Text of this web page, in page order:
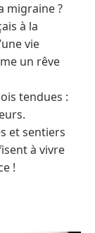
migraine ?
à la
vie
un rêve
tendues :
et sentiers
à vivre
!